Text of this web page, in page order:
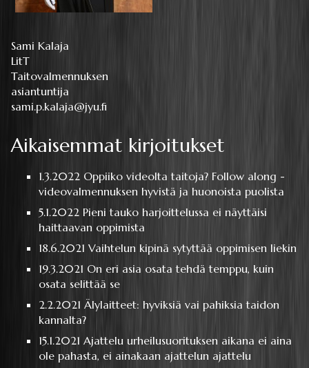
Sami Kalaja
LitT
Taitovalmennuksen
asiantuntija
sami.p.kalaja@jyu.fi
Aikaisemmat kirjoitukset
1.3.2022 Oppiiko videolta taitoja? Follow along -
videovalmennuksen hyvistä ja huonoista puolista
5.1.2022Pieni tauko harjoittelussa ei näyttäisi
haittaavan oppimista
18.6.2021Vaihtelun kipinä sytyttää oppimisen liekin
19.3.2021 On eri asia osata tehdä temppu, kuin
osata selittää se
2.2.2021Älylaitteet: hyviksiä vai pahiksia taidon
kannalta?
15.1.2021Ajattelu urheilusuorituksen aikana ei aina
ole pahasta, ei ainakaan ajattelun ajattelu